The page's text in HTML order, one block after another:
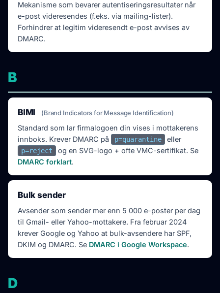
Mekanisme som bevarer autentiseringsresultater når
e-post videresendes (f.eks. via mailing-lister).
Forhindrer at legitim videresendt e-post avvises av
DMARC.
B
BIMI (Brand Indicators for Message Identification)
Standard som lar firmalogoen din vises i mottakerens
innboks. Krever DMARC på
p=quarantine eller
p=reject
og en SVG-logo + ofte VMC-sertifikat. Se
DMARC forklart.
Bulk sender
Avsender som sender mer enn 5 000 e-poster per dag
til Gmail- eller Yahoo-mottakere. Fra februar 2024
krever Google og Yahoo at bulk-avsendere har SPF,
DKIM og DMARC. Se DMARC i Google Workspace.
D